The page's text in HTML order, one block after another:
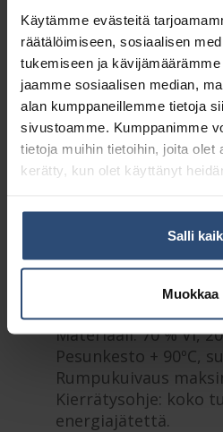
Käytämme evästeitä
räätälöimiseen, sosiaalisen
tukemiseen ja
jaamme sosiaalisen median,
alan kumppaneillemme tietoja
sivustoamme. Kumppanimme
tietoja muihin tietoihin, joita olet
kerätty, kun olet käyttänyt
Salli
Muokkaa
Yhteensä: 0,39 €
Tuotetunnus (SKU):7511091
Osasto:Muut siivouspyyhkeet
Kuvaus
Lisätiedot
Materiaali: 70 % VI,
Pesunkesto + 90ºC,
Rumpukuivaus
Kierrätysohje: koko
energiajätettä.